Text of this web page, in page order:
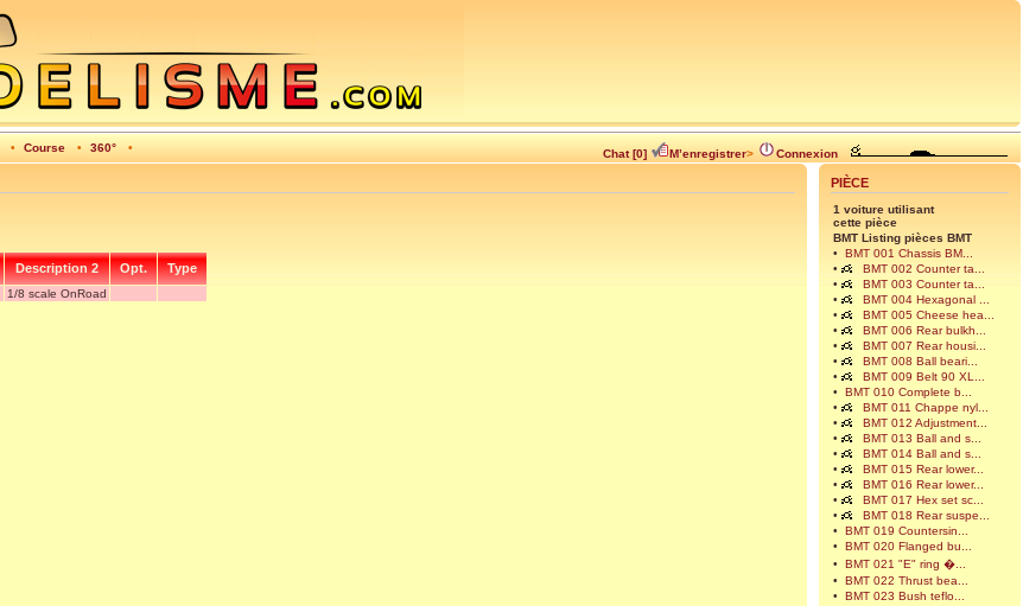
• Course • 360° • Chat [0] M’enregistrer> Connexion
Description 2 Opt. Type
1/8 scale OnRoad
PIÈCE
1 voiture utilisant
cette pièce
BMT Listing pièces BMT
•
BMT 001 Chassis BM...
•
BMT 002 Counter ta...
•
BMT 003 Counter ta...
•
BMT 004 Hexagonal ...
•
BMT 005 Cheese hea...
•
BMT 006 Rear bulkh...
•
BMT 007 Rear housi...
•
BMT 008 Ball beari...
•
BMT 009 Belt 90 XL...
•
BMT 010 Complete b...
•
BMT 011 Chappe nyl...
•
BMT 012 Adjustment...
•
BMT 013 Ball and s...
•
BMT 014 Ball and s...
•
BMT 015 Rear lower...
•
BMT 016 Rear lower...
•
BMT 017 Hex set sc...
•
BMT 018 Rear suspe...
•
BMT 019 Countersin...
•
BMT 020 Flanged bu...
•
BMT 021 "E" ring �...
•
BMT 022 Thrust bea...
•
BMT 023 Bush teflo...